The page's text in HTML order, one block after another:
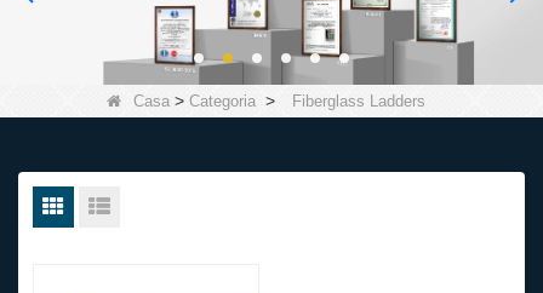
Casa> Categoria> Fiberglass Ladders